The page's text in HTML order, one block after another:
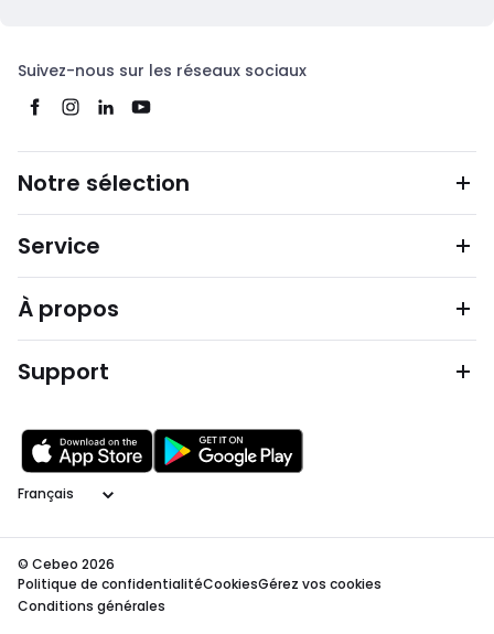
Suivez-nous sur les réseaux sociaux
Notre sélection
Service
À propos
Support
Langage
© Cebeo 2026
Politique de confidentialitéCookiesGérez vos cookies
Conditions générales